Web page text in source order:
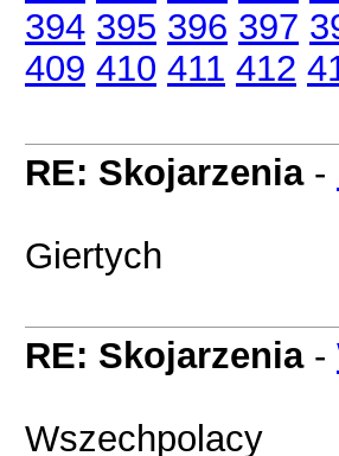
394 395 396 397
409 410 411 412
RE: Skojarzenia-
Giertych
RE: Skojarzenia-
Wszechpolacy